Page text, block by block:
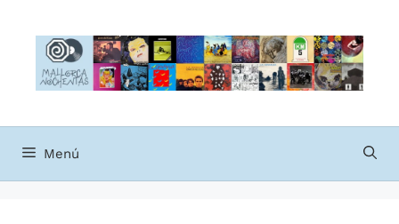
contenido
Menú